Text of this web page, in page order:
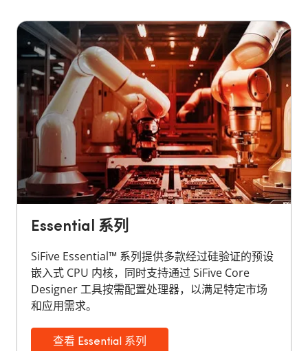
Essential 系列
SiFive Essential™ 系列提供多款经过硅验证的预设
嵌入式 CPU 内核，同时支持通过 SiFive Core
Designer 工具按需配置处理器，以满足特定市场
和应用需求。
查看 Essential 系列